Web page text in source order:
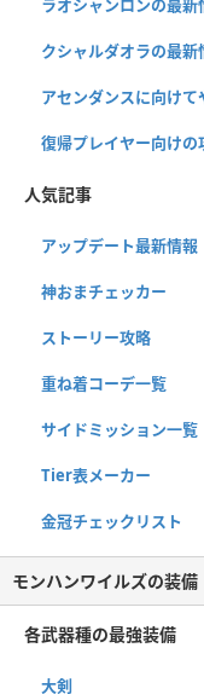
ラオシャンロンの最新
クシャルダオラの最新
アセンダンスに向けて
復帰プレイヤー向けの
人気記事
アップデート最新情報
神おまチェッカー
ストーリー攻略
重ね着コーデ一覧
サイドミッション一覧
Tier表メーカー
金冠チェックリスト
モンハンワイルズの装備
各武器種の最強装備
大剣